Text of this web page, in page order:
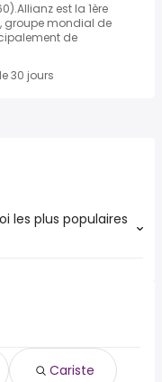
est la 1ère
groupe mondial de
de
30 jours
les plus populaires
Cariste